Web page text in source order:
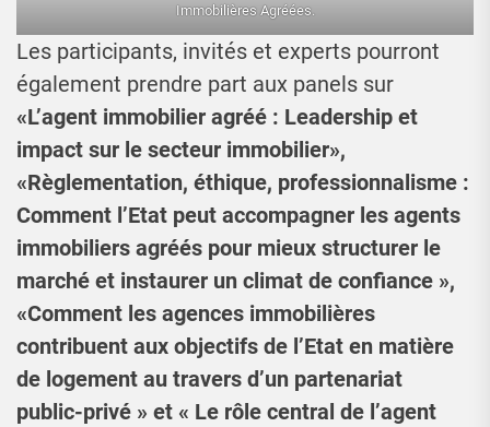
Immobilières Agréées.
Les participants, invités et experts pourront
également prendre part aux panels sur
«L’agent immobilier agréé : Leadership et
impact sur le secteur immobilier»,
«Règlementation, éthique, professionnalisme :
Comment l’Etat peut accompagner les agents
immobiliers agréés pour mieux structurer le
marché et instaurer un climat de confiance »,
«Comment les agences immobilières
contribuent aux objectifs de l’Etat en matière
de logement au travers d’un partenariat
public-privé » et « Le rôle central de l’agent